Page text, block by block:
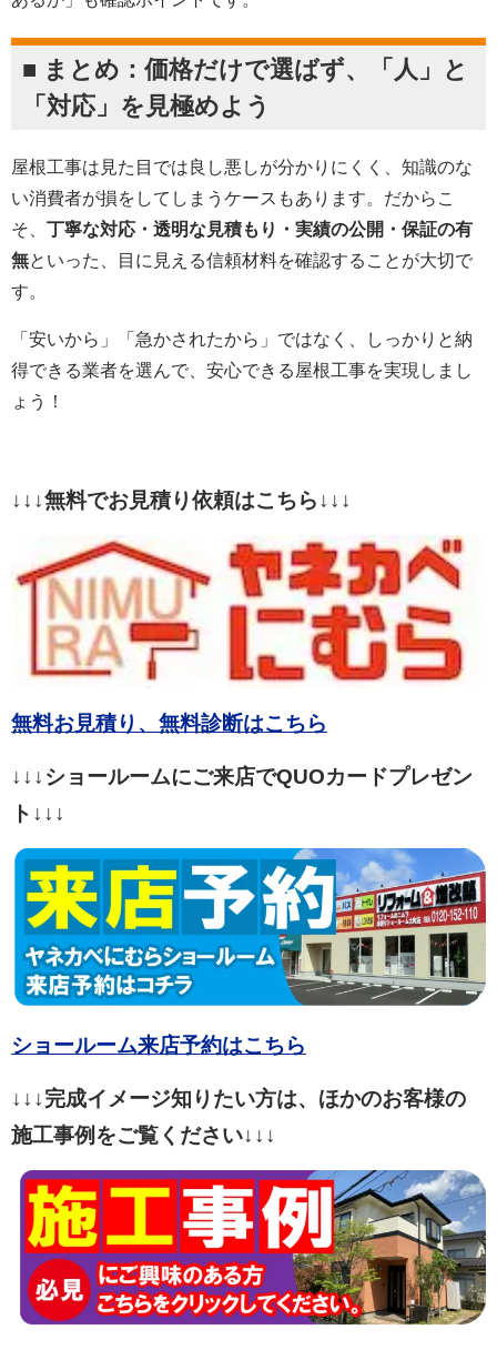
■ まとめ：価格だけで選ばず、「人」と
「対応」を見極めよう
屋根工事は見た目では良し悪しが分かりにくく、知識のな
い消費者が損をしてしまうケースもあります。だからこ
そ、 丁寧な対応・透明な見積もり・実績の公開・保証の有
無といった、目に見える信頼材料を確認することが大切で
す。
「安いから」「急かされたから」ではなく、しっかりと納
得できる業者を選んで、安心できる屋根工事を実現しまし
ょう！
↓↓↓無料でお見積り依頼はこちら↓↓↓
無料お見積り、無料診断はこちら
↓↓↓ショールームにご来店でQUOカードプレゼン
ト↓↓↓
ショールーム来店予約はこちら
↓↓↓完成イメージ知りたい方は、ほかのお客様の
施工事例をご覧ください↓↓↓